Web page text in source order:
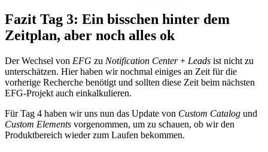
Fazit Tag 3: Ein bisschen hinter dem
Zeitplan, aber noch alles ok
Der Wechsel von EFG zu Notification Center+ Leads ist nicht zu
unterschätzen. Hier haben wir nochmal einiges an Zeit für die
vorherige Recherche benötigt und sollten diese Zeit beim nächsten
EFG-Projekt auch einkalkulieren.
Für Tag 4 haben wir uns nun das Update von Custom Catalog und
Custom Elements vorgenommen, um zu schauen, ob wir den
Produktbereich wieder zum Laufen bekommen.